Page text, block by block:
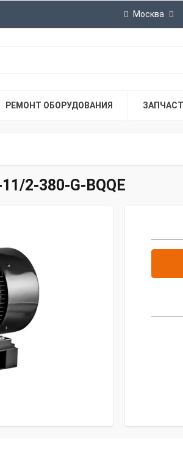
Москва
РЕМОНТ ОБОРУДОВАНИЯ
2-380-G-BQQE